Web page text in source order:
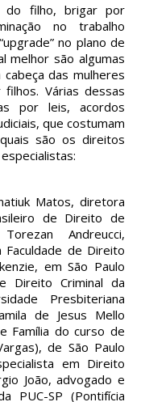
do filho, brigar por
no trabalho
no plano de
melhor são algumas
das mulheres
Várias dessas
por leis, acordos
que costumam
são os direitos
Matos, diretora
de Direito de
Andreucci,
de Direito
em São Paulo
Direito Criminal da
Presbiteriana
de Jesus Mello
Família do curso de
de São Paulo
em Direito
João, advogado e
PUC-SP (Pontifícia